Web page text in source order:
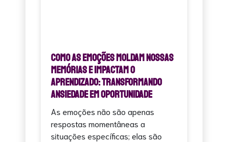
Como as Emoções Moldam Nossas
Memórias e Impactam o
Aprendizado: Transformando
Ansiedade em Oportunidade
As emoções não são apenas
respostas momentâneas a
situações específicas; elas são